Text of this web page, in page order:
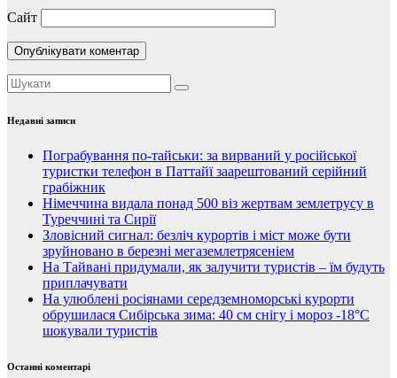
Сайт
Недавні записи
Пограбування по-тайськи: за вирваний у російської
туристки телефон в Паттайї заарештований серійний
грабіжник
Німеччина видала понад 500 віз жертвам землетрусу в
Туреччині та Сирії
Зловісний сигнал: безліч курортів і міст може бути
зруйновано в березні мегаземлетрясеніем
На Тайвані придумали, як залучити туристів – їм будуть
приплачувати
На улюблені росіянами середземноморські курорти
обрушилася Сибірська зима: 40 см снігу і мороз -18°C
шокували туристів
Останні коментарі